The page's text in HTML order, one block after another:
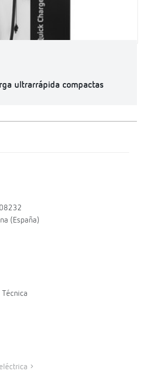
ultrarrápida compactas
(España)